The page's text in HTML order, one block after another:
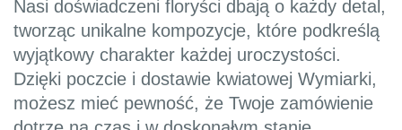
Nasi doświadczeni floryści dbają o każdy detal,
tworząc unikalne kompozycje, które podkreślą
wyjątkowy charakter każdej uroczystości.
Dzięki poczcie i dostawie kwiatowej Wymiarki,
możesz mieć pewność, że Twoje zamówienie